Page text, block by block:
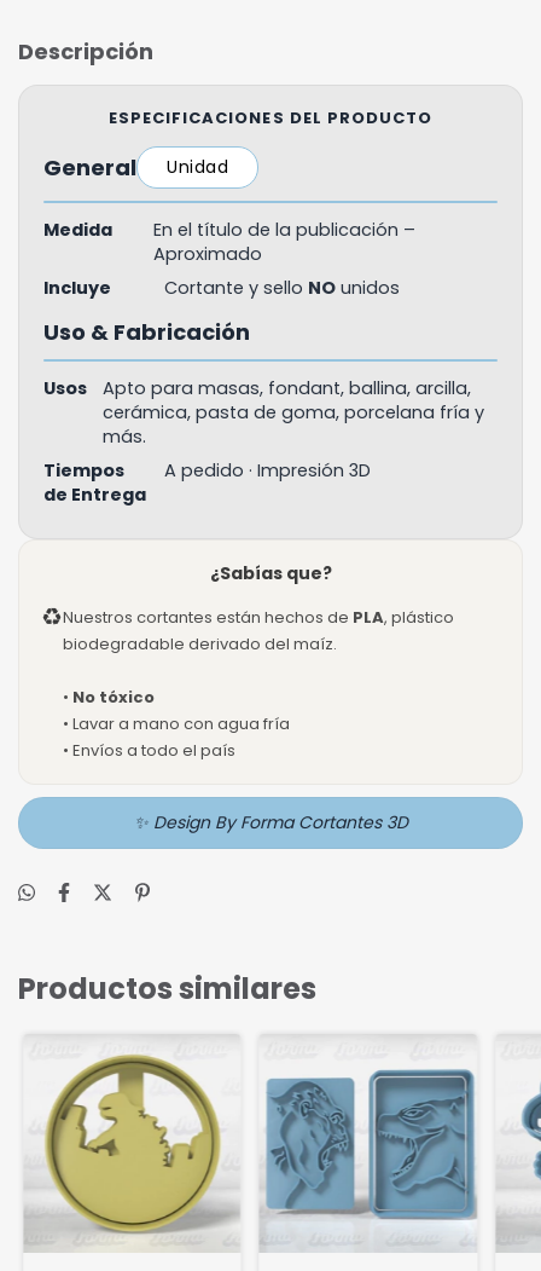
Descripción
ESPECIFICACIONES DEL PRODUCTO
General Unidad
Medida
En el título de la publicación –
Aproximado
Incluye
Cortante y sello NO unidos
Uso & Fabricación
Usos
Apto para masas, fondant, ballina, arcilla,
cerámica, pasta de goma, porcelana fría y
más.
Tiempos
de Entrega
A pedido · Impresión 3D
¿Sabías que?
♻Nuestros cortantes están hechos de PLA, plástico
biodegradable derivado del maíz.
• No tóxico
• Lavar a mano con agua fría
• Envíos a todo el país
✨ Design By Forma Cortantes 3D
Productos similares